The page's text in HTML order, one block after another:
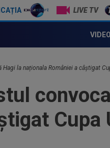
LIVE TV
VIDEO
la naționala României a câștigat
Cupa